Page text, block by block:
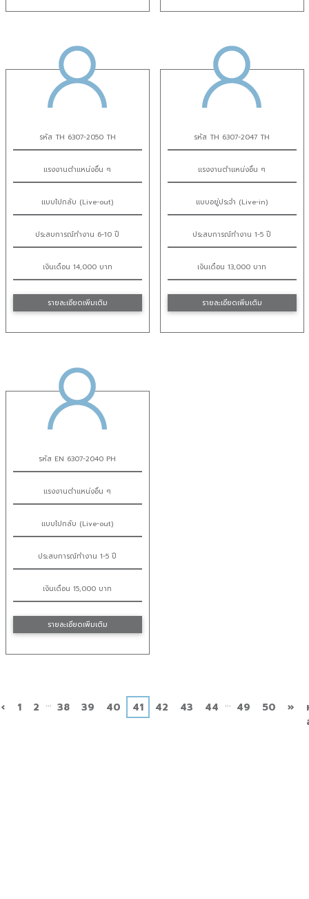
รหัส TH 6307-2050 TH
แรงงานตำแหน่งอื่น ๆ
แบบไปกลับ (Live-out)
ประสบการณ์ทำงาน 6-10 ปี
เงินเดือน 14,000 บาท
รายละเอียดเพิ่มเติม
รหัส TH 6307-2047 TH
แรงงานตำแหน่งอื่น ๆ
แบบอยู่ประจำ (Live-in)
ประสบการณ์ทำงาน 1-5 ปี
เงินเดือน 13,000 บาท
รายละเอียดเพิ่มเติม
รหัส EN 6307-2040 PH
แรงงานตำแหน่งอื่น ๆ
แบบไปกลับ (Live-out)
ประสบการณ์ทำงาน 1-5 ปี
เงินเดือน 15,000 บาท
รายละเอียดเพิ่มเติม
‹ก่อน
1 2 ... 38 39 40 41 42 43 44 ... 49 50 »ถัด